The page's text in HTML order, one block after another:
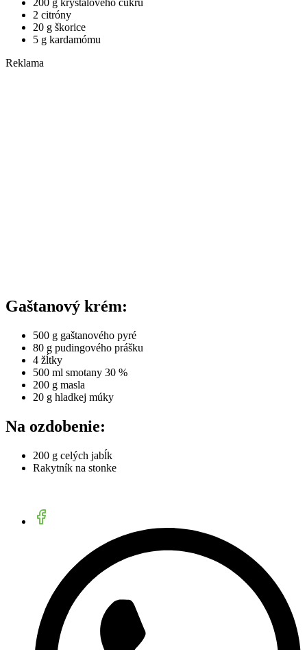
200 g kryštálového cukru
2 citróny
20 g škorice
5 g kardamómu
Reklama
Gaštanový krém:
500 g gaštanového pyré
80 g pudingového prášku
4 žĺtky
500 ml smotany 30 %
200 g masla
20 g hladkej múky
Na ozdobenie:
200 g celých jabĺk
Rakytník na stonke